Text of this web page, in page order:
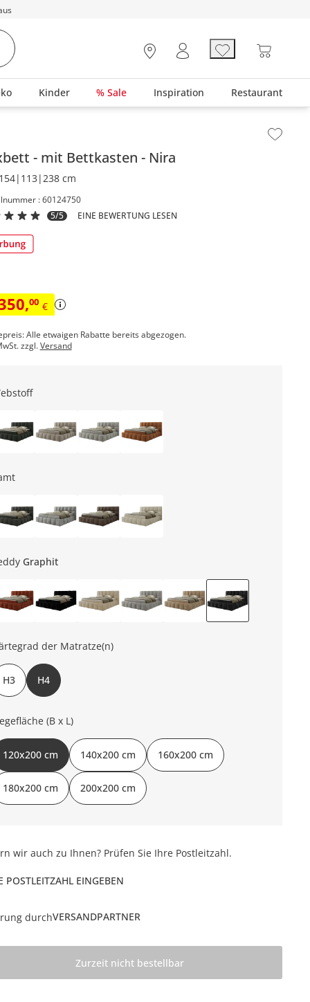
Kinder % Sale Inspiration Restaurant
mit Bettkasten Nira
cm
: 60124750
5/5
EINE BEWERTUNG LESEN
,00 €
Alle etwaigen Rabatte bereits abgezogen.
zzgl.Versand
Graphit
der Matratze(n)
H3 H4
(B x L)
120x200 cm 140x200 cm 160x200 cm
180x200 cm 200x200 cm
wir auch zu Ihnen? Prüfen Sie Ihre Postleitzahl.
POSTLEITZAHL EINGEBEN
durchVERSANDPARTNER
Zurzeit nicht bestellbar